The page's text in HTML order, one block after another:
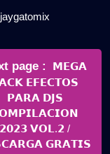
page
Newer
Posts
𝗠𝗘𝗚𝗔
𝗘𝗙𝗘𝗖𝗧𝗢𝗦
𝗣𝗔𝗥𝗔 𝗗𝗝𝗦
𝟮𝟬𝟮𝟯 𝗩𝗢𝗟.𝟮 /
𝗚𝗥𝗔𝗧𝗜𝗦